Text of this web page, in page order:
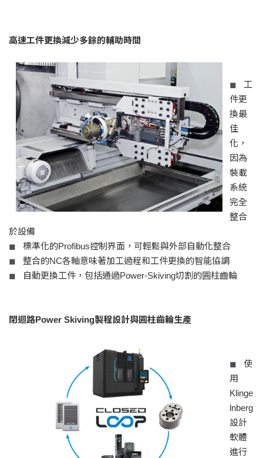
高速工件更換減少多餘的輔助時間
◼ 工
件更
換最
佳
化，
因為
裝載
系統
完全
整合
於設備
◼ 標準化的Profibus控制界面，可輕鬆與外部自動化整合
◼ 整合的NC各軸意味著加工過程和工件更換的智能協調
◼ 自動更換工件，包括通過Power-Skiving切割的圓柱齒輪
閉迴路Power Skiving製程設計與圓柱齒輪生產
◼ 使
用
Klinge
lnberg
設計
軟體
進行